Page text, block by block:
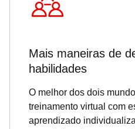
Mais maneiras de
habilidades
O melhor dos dois
treinamento virtual com
aprendizado